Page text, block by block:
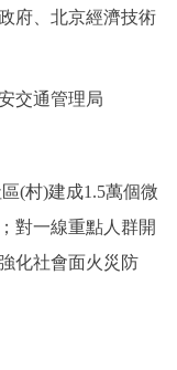
府、北京經濟技術
交通管理局
(村)建成1.5萬個微
對一線重點人群開
化社會面火災防